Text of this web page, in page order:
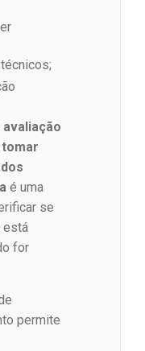
avaliação
é uma
se
está
for
permite